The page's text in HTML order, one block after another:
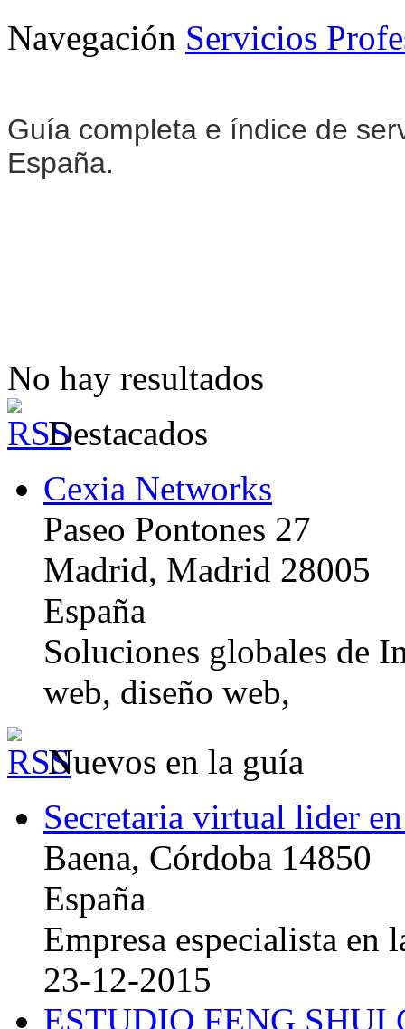
Navegación Servicios
Guía completa e índice de
España.
No hay resultados
Destacados
Cexia Networks
Paseo Pontones 27
Madrid, Madrid 28005
España
Soluciones globales de
web, diseño web,
Nuevos en la guía
Secretaria virtual lider
Baena, Córdoba 14850
España
Empresa especialista en
23-12-2015
ESTUDIO FENG